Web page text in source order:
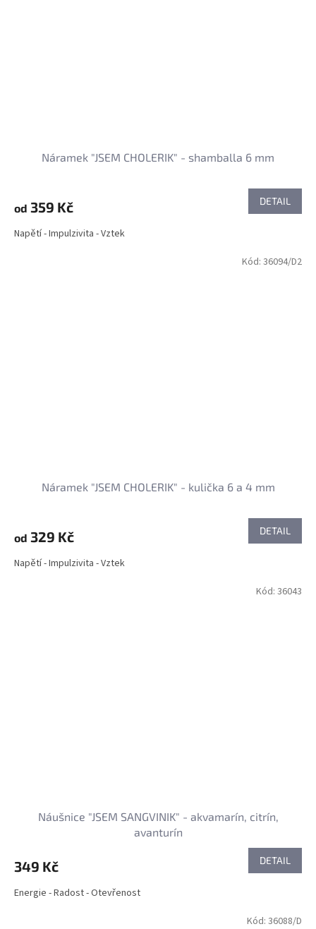
Náramek "JSEM CHOLERIK" - shamballa 6 mm
od 359 Kč DETAIL
Napětí - Impulzivita - Vztek
Náramek "JSEM CHOLERIK" - kulička 6 a 4 mm
od 329 Kč DETAIL
Napětí - Impulzivita - Vztek
Kód: 36094/D2
Náušnice "JSEM SANGVINIK" - akvamarín, citrín,
avanturín
349 Kč DETAIL
Energie - Radost - Otevřenost
Kód: 36043
Kód: 36088/D